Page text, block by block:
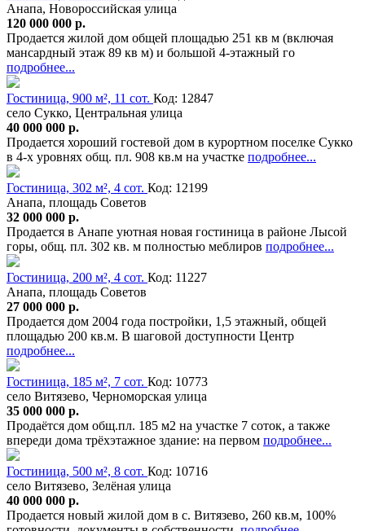
Анапа, Новороссийская улица
120 000 000 р.
Продается жилой дом общей площадью 251 кв м (включая
мансардный этаж 89 кв м) и большой 4-этажный го
подробнее...
Гостиница, 900 м², 11 сот. Код: 12847
село Сукко, Центральная улица
40 000 000 р.
Продается хороший гостевой дом в курортном поселке Сукко
в 4-х уровнях общ. пл. 908 кв.м на участке подробнее...
Гостиница, 302 м², 4 сот. Код: 12199
Анапа, площадь Советов
32 000 000 р.
Продается в Анапе уютная новая гостиница в районе Лысой
горы, общ. пл. 302 кв. м полностью меблиров подробнее...
Гостиница, 200 м², 4 сот. Код: 11227
Анапа, площадь Советов
27 000 000 р.
Продается дом 2004 года постройки, 1,5 этажный, общей
площадью 200 кв.м. В шаговой доступности Центр
подробнее...
Гостиница, 185 м², 7 сот. Код: 10773
село Витязево, Черноморская улица
35 000 000 р.
Продаётся дом общ.пл. 185 м2 на участке 7 соток, а также
впереди дома трёхэтажное здание: на первом подробнее...
Гостиница, 500 м², 8 сот. Код: 10716
село Витязево, Зелёная улица
40 000 000 р.
Продается новый жилой дом в с. Витязево, 260 кв.м, 100%